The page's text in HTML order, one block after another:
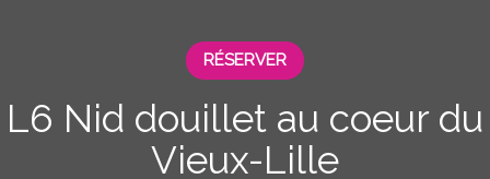
RÉSERVER
L6 Nid douillet au coeur du
Vieux-Lille